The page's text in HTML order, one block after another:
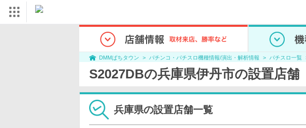
DMMぱちタウン パチンコ・パチスロ機種情報/演出・解析情報 パチスロ一覧
S2027DBの兵庫県伊丹市の設置店舗
兵庫県の設置店舗一覧